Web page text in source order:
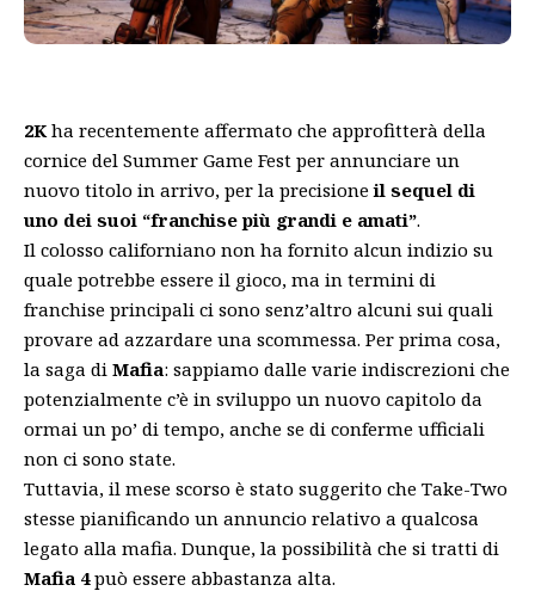
2K ha recentemente affermato che approfitterà della
cornice del Summer Game Fest per annunciare un
nuovo titolo in arrivo, per la precisioneil sequel di
uno dei suoi “franchise più grandi e amati”.
Il colosso californiano non ha fornito alcun indizio su
quale potrebbe essere il gioco, ma in termini di
franchise principali ci sono senz’altro alcuni sui quali
provare ad azzardare una scommessa. Per prima cosa,
la saga di Mafia: sappiamo dalle varie indiscrezioni che
potenzialmente c’è in sviluppo un nuovo capitolo da
ormai un po’ di tempo, anche se di conferme ufficiali
non ci sono state.
Tuttavia, il mese scorso è stato suggerito che Take-Two
stesse pianificando un annuncio relativo a qualcosa
legato alla mafia. Dunque, la possibilità che si tratti di
Mafia 4può essere abbastanza alta.